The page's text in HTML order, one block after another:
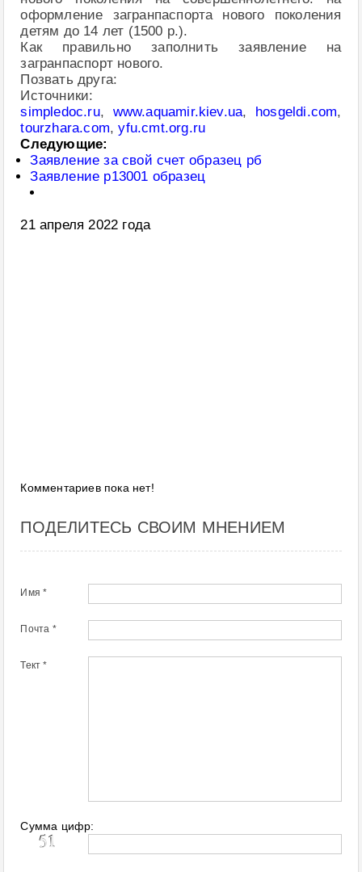
оформление загранпаспорта нового поколения
детям до 14 лет (1500 р.).
Как правильно заполнить заявление на
загранпаспорт нового.
Позвать друга:
Источники:
simpledoc.ru, www.aquamir.kiev.ua, hosgeldi.com,
tourzhara.com,yfu.cmt.org.ru
Следующие:
Заявление за свой счет образец рб
Заявление р13001 образец
21 апреля 2022 года
Комментариев пока нет!
ПОДЕЛИТЕСЬ СВОИМ МНЕНИЕМ
Имя *
Почта *
Тект *
Сумма цифр: